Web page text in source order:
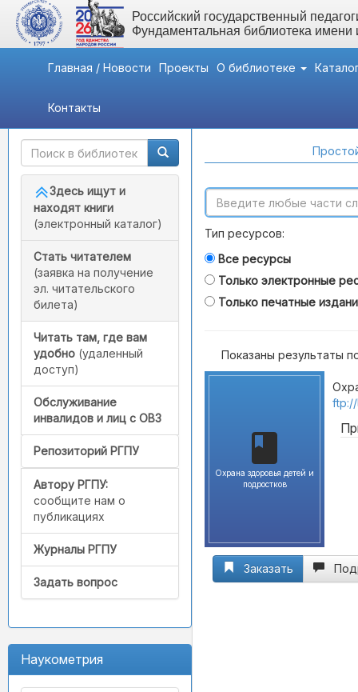
Российский государственный
Фундаментальная библиотека
Главная / Новости Проекты О библиотеке
Контакты
Быстрый доступ
Здесь ищут и
находят книги
(электронный каталог)
Стать читателем
(заявка на получение
эл. читательского
билета)
Читать там, где вам
удобно (удаленный
доступ)
Обслуживание
инвалидов и лиц с ОВЗ
Репозиторий РГПУ
Автору РГПУ:
сообщите нам о
публикациях
Журналы РГПУ
Задать вопрос
Наукометрия
Тип ресурсов:
Все ресурсы
Только электронные
Только печатные
Показаны результаты
Охрана здоровья детей и
подростков
Заказать